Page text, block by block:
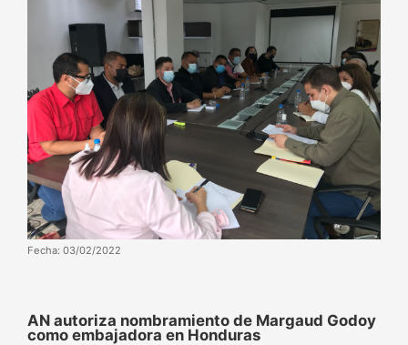
Fecha: 03/02/2022
AN autoriza nombramiento de Margaud Godoy
como embajadora en Honduras